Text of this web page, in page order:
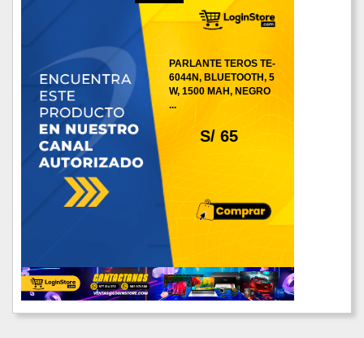
S/ 65
PARLANTE TEROS TE-
6044N, BLUETOOTH, 5
W, 1500 MAH, NEGRO
...